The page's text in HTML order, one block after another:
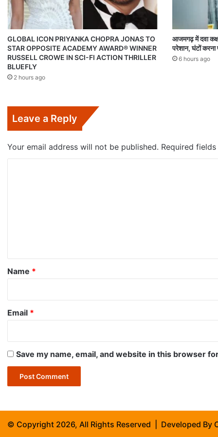
GLOBAL ICON PRIYANKA CHOPRA JONAS TO
STAR OPPOSITE ACADEMY AWARD® WINNER
RUSSELL CROWE IN SCI-FI ACTION THRILLER
BLUEFLY
2 hours ago
आजमगढ़ में दवा कक्ष
परेशान, घंटों करना
6 hours ago
Leave a Reply
Your email address will not be published. Required
*
Name *
Email *
Save my name, email, and website in this browser
© Copyright 2026, All Rights Reserved | Developed By